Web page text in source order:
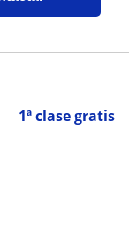
1ª clase gratis